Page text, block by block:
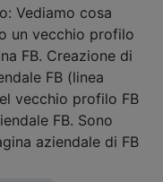
Vediamo cosa
un vecchio profilo
FB. Creazione di
FB (linea
vecchio profilo FB
FB. Sono
aziendale di FB